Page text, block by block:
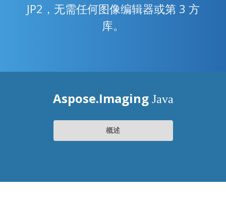
JP2，无需任何图像编辑器或第 3 方
库。
Aspose.Imaging Java
概述